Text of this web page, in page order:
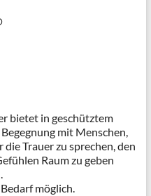
bietet in geschütztem
mit Menschen,
Trauer zu sprechen, den
Raum zu geben
möglich.